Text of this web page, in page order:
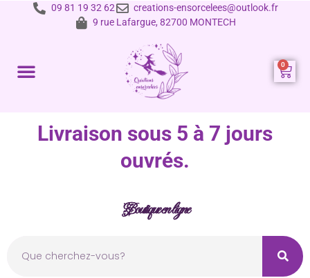
09 81 19 32 62
creations-ensorcelees@outlook.fr
9 rue Lafargue, 82700 MONTECH
Livraison sous 5 à 7 jours
ouvrés.
Boutique en ligne